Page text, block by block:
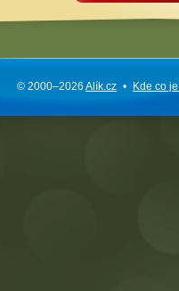
© 2000–2026Alík.cz • Kde co